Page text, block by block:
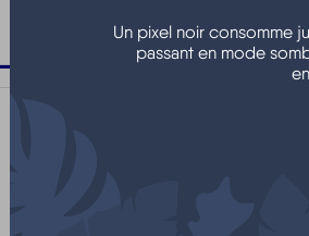
Un pixel noir consomme
passant en mode